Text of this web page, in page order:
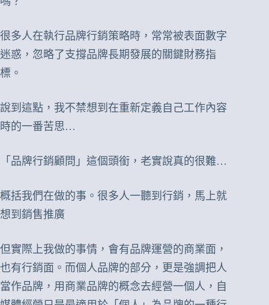
很多人在執行品牌行銷策略時，常常被表面數字
迷惑，忽略了支撐品牌長期發展的關鍵財務指
標。
說到這點，我不禁想到在重新定義自己工作內容
時的一番苦思…
「品牌行銷顧問」這個頭銜，老實說真的很難…
概括我們在做的事。很多人一聽到行銷，馬上就
想到銷售推廣
但實際上我做的事情，會有品牌運營的商業面，
也有行銷面。而個人品牌的部分，更是強調把人
當作品牌，用商業品牌的概念去經營一個人，自